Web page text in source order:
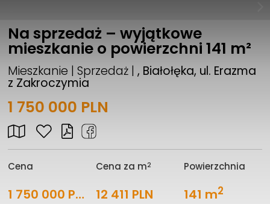
Na sprzedaż – wyjątkowe
mieszkanie o powierzchni 141 m²
Mieszkanie | Sprzedaż |, Białołęka, ul. Erazma
z Zakroczymia
1 750 000 PLN
Cena
1 750 000 PLN
Cena za m2
12 411 PLN
Powierzchnia
141 m2